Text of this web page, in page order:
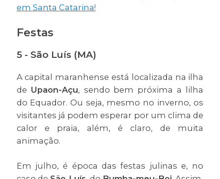
em Santa Catarina!
Festas
5 - São Luís (MA)
A capital maranhense está localizada na ilha
de Upaon-Açu, sendo bem próxima a lilha
do Equador. Ou seja, mesmo no inverno, os
visitantes já podem esperar por um clima de
calor e praia, além, é claro, de muita
animação.
Em julho, é época das festas julinas e, no